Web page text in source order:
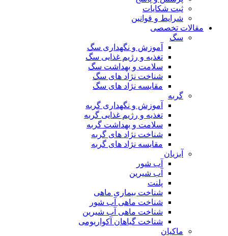
ثبت شکایات
شرایط و قوانین
مقالات تخصصی
سگ
آموزش و نگهداری سگ
تغذیه و رژیم غذایی سگ
سلامت و بهداشت سگ
شناخت نژاد های سگ
مقایسه نژاد های سگ
گربه
آموزش و نگهداری گربه
تغذیه و رژیم غذایی گربه
سلامت و بهداشت گربه
شناخت نژاد های گربه
مقایسه نژاد های گربه
آبزیان
آب شور
آب شیرین
پلنت
شناخت بیماری ماهی
شناخت ماهی آب شور
شناخت ماهی آب شیرین
شناخت گیاهان آکواریومی
ماکیان